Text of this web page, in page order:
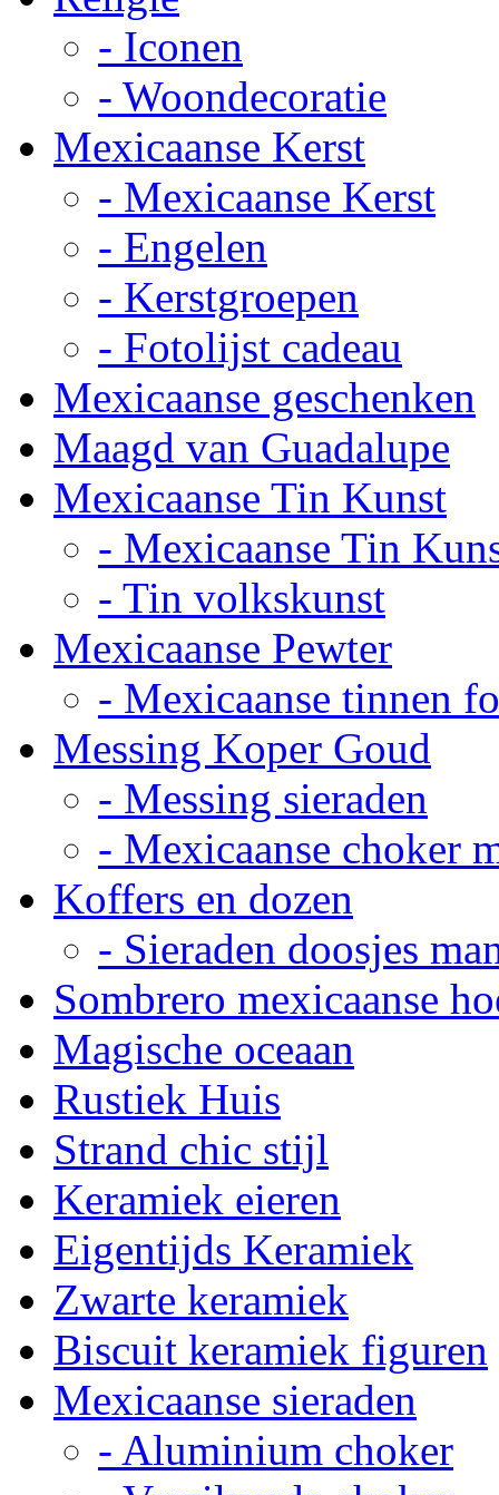
- Iconen
- Woondecoratie
Mexicaanse Kerst
- Mexicaanse Kerst
- Engelen
- Kerstgroepen
- Fotolijst cadeau
Mexicaanse geschenken
Maagd van Guadalupe
Mexicaanse Tin Kunst
- Mexicaanse Tin
- Tin volkskunst
Mexicaanse Pewter
- Mexicaanse tinnen
Messing Koper Goud
- Messing sieraden
- Mexicaanse choker
Koffers en dozen
- Sieraden doosjes
Sombrero mexicaanse
Magische oceaan
Rustiek Huis
Strand chic stijl
Keramiek eieren
Eigentijds Keramiek
Zwarte keramiek
Biscuit keramiek figuren
Mexicaanse sieraden
- Aluminium choker